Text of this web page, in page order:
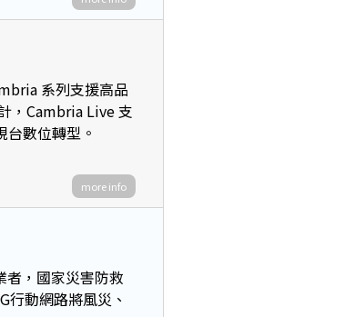
系列支援高品
，Cambria Live 支
數位轉型。
more info
，國家災害防救
動網路將風災、